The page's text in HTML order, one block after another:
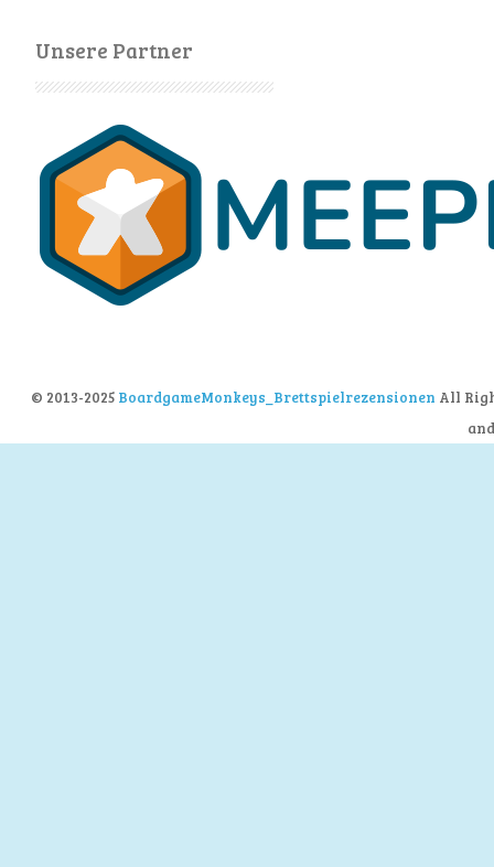
Unsere Partner
© 2013-2025 BoardgameMonkeys_Brettspielrezensionen All